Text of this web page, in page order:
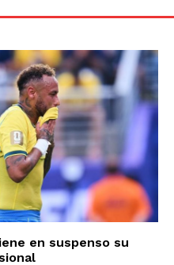
en suspenso su